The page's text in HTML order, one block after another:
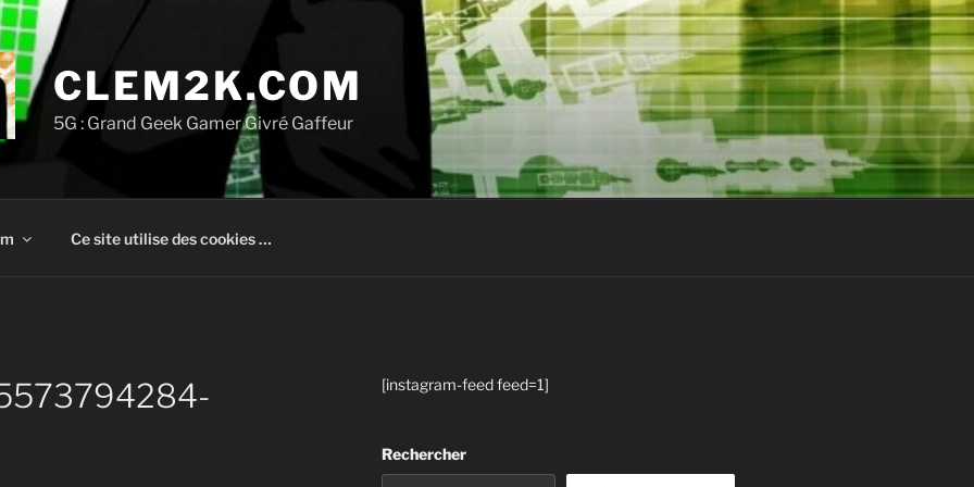
CLEM2K.COM
5G : Grand Geek Gamer Givré Gaffeur
Ce site utilise des cookies …
[instagram-feed feed=1]
Rechercher